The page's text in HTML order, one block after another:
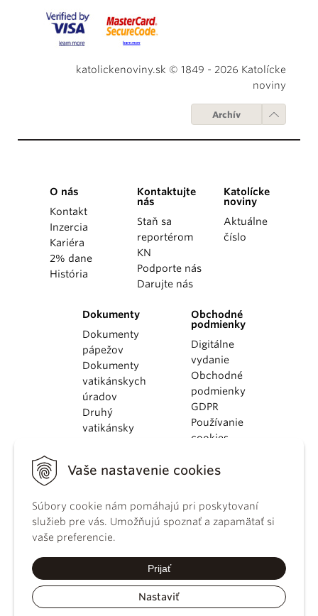
Vaše nastavenie cookies
Súbory cookie nám pomáhajú pri poskytovaní
služieb pre vás. Umožňujú spoznať a zapamätať si
vaše preferencie.
Prijať
Nastaviť
katolickenoviny.sk © 1849 - 2026 Katolícke
noviny
Archív
O nás
Kontakt
Inzercia
Kariéra
2% dane
História
Kontaktujte
nás
Staň sa
reportérom
KN
Podporte nás
Darujte nás
Katolícke
noviny
Aktuálne
číslo
Dokumenty
Dokumenty
pápežov
Dokumenty
vatikánskych
úradov
Druhý
vatikánsky
KBS
kánonického
práva
Katechizmus
Obchodné
podmienky
Digitálne
vydanie
Obchodné
podmienky
GDPR
Používanie
cookies